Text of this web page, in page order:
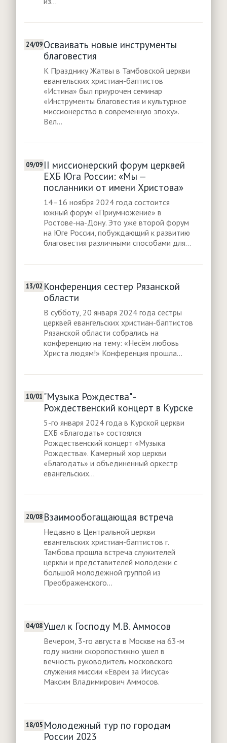
24/09 Осваивать новые инструменты
благовестия
К Празднику Жатвы в Тамбовской церкви
евангельских христиан-баптистов
«Истина» был приурочен семинар
«Инструменты благовестия и культурное
миссионерство в современную эпоху».
Вел...
09/09 II миссионерский форум церквей
ЕХБ Юга России: «Мы —
посланники от имени Христова»
14–16 ноября 2024 года состоится
южный форум «Приумножение» в
Ростове-на-Дону. Это уже второй форум
на Юге России, побуждающий к развитию
благовестия различ­ными способами для...
13/02 Конференция сестер Рязанской
области
В субботу, 20 января 2024 года сестры
церквей евангельских христиан-баптистов
Рязанской области собрались на
конференцию на тему: «Несём любовь
Христа людям!» Конференция прошла...
10/01 "Музыка Рождества" -
Рождественский концерт в Курске
5-го января 2024 года в Курской церкви
ЕХБ «Благодать» состоялся
Рождественский концерт «Музыка
Рождества». Камерный хор церкви
«Благодать» и объединенный оркестр
евангельских...
20/08 Взаимообогащающая встреча
Недавно в Центральной церкви
евангельских христиан-баптистов г.
Тамбова прошла встреча служителей
церкви и представителей молодежи с
большой молодежной группой из
Преображенского...
04/08Ушел к Господу М.В. Аммосов
Вечером, 3-го августа в Москве на 63-м
году жизни скоропостижно ушел в
вечность руководитель московского
служения миссии «Евреи за Иисуса»
Максим Владимирович Аммосов.
18/05 Молодежный тур по городам
России 2023